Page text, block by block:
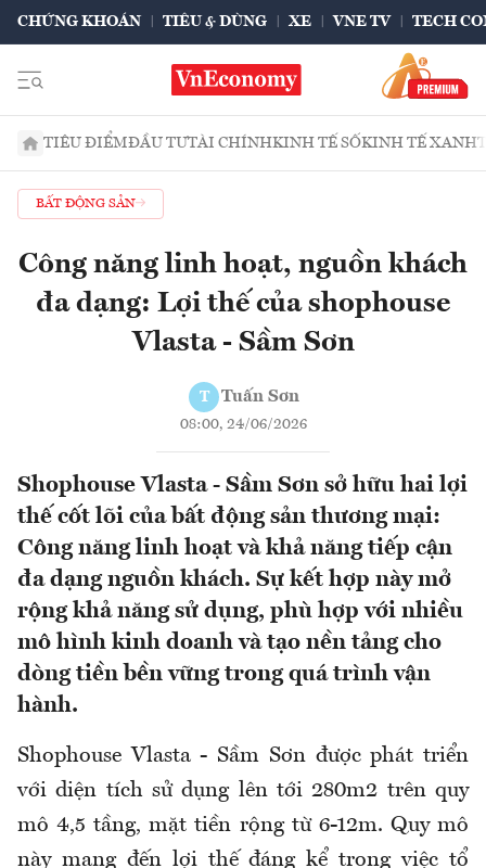
CHỨNG KHOÁN TIÊU & DÙNG XE VNE TV TECH
TIÊU ĐIỂMĐẦU TƯTÀI CHÍNHKINH TẾ SỐKINH TẾ XANH
BẤT ĐỘNG SẢN
Công năng linh hoạt, nguồn khách
đa dạng: Lợi thế của shophouse
Vlasta - Sầm Sơn
T Tuấn Sơn
08:00, 24/06/2026
Shophouse Vlasta - Sầm Sơn sở hữu hai lợi
thế cốt lõi của bất động sản thương mại:
Công năng linh hoạt và khả năng tiếp cận
đa dạng nguồn khách. Sự kết hợp này mở
rộng khả năng sử dụng, phù hợp với nhiều
mô hình kinh doanh và tạo nền tảng cho
dòng tiền bền vững trong quá trình vận
hành.
Shophouse Vlasta - Sầm Sơn được phát triển
với diện tích sử dụng lên tới 280m2 trên quy
mô 4,5 tầng, mặt tiền rộng từ 6-12m. Quy mô
này mang đến lợi thế đáng kể trong việc tổ